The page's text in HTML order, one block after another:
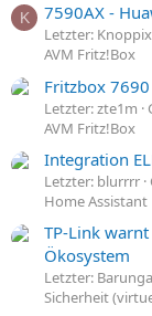
K 7590AX -
Letzter: Knoppix
AVM Fritz!Box
Fritzbox
Letzter: zte1m
AVM Fritz!Box
Integration
Letzter: blurrrr
Home Assistant
TP-Link
Ökosystem
Letzter:
Sicherheit